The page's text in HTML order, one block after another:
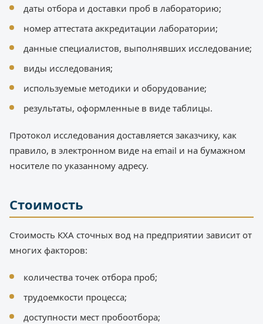
даты отбора и доставки проб в лабораторию;
номер аттестата аккредитации лаборатории;
данные специалистов, выполнявших исследование;
виды исследования;
используемые методики и оборудование;
результаты, оформленные в виде таблицы.
Протокол исследования доставляется заказчику, как
правило, в электронном виде на email и на бумажном
носителе по указанному адресу.
Стоимость
Стоимость КХА сточных вод на предприятии зависит от
многих факторов:
количества точек отбора проб;
трудоемкости процесса;
доступности мест пробоотбора;